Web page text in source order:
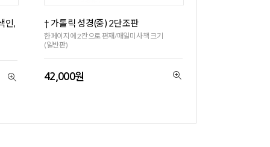
인, † 가톨릭 성경(중) 2단조판
한페이지에 2칸으로 편재/매일미사책 크기
(일반판)
42,000원